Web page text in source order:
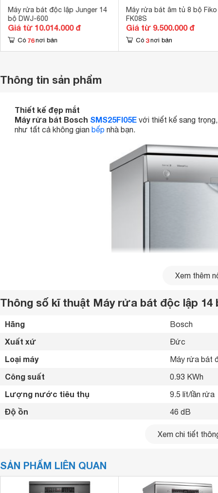
Máy rửa bát độc lập Junger 14
bộ DWJ-600
Giá từ 10.014.000 đ
Có 76 nơi bán
Máy rửa bát âm tủ 8 bộ Fiko
FK08S
Giá từ 9.500.000 đ
Có 3 nơi bán
Thông tin sản phẩm
Thiết kế đẹp mắt
Máy rửa bát Bosch SMS25FI05E với thiết kế sang
như tất cả không gian bếp nhà bạn.
Rửa nhiều chén đĩa
Xem thêm
Thông số kĩ thuật Máy rửa bát độc lập 14
Hãng Bosch
Xuất xứ Đức
Loại máy Máy rửa bát
Công suất 0.93 KWh
Lượng nước tiêu thụ 9.5 lít/lần rửa
Độ ồn 46 dB
14 bộ
Chất liệu cửa
Bảng điều khiển Nút cơ
Xem chi tiết
SẢN PHẨM LIÊN QUAN